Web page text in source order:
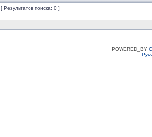
[ Результатов поиска: 0 ]
POWERED_BY